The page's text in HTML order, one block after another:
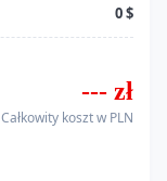
CX-7
Brak danych
0 $
--- zł
Całkowity koszt w PLN